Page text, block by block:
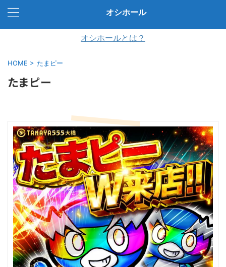
オシホール
オシホールとは？
HOME > たまピー
たまピー